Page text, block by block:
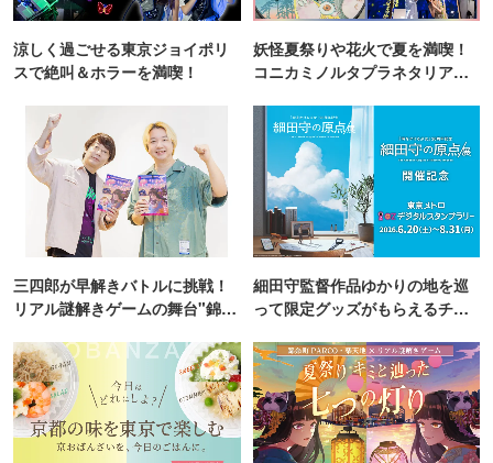
涼しく過ごせる東京ジョイポリ
スで絶叫＆ホラーを満喫！
妖怪夏祭りや花火で夏を満喫！
コニカミノルタプラネタリア
三四郎が早解きバトルに挑戦！
リアル謎解きゲームの舞台"錦糸
細田守監督作品ゆかりの地を巡
って限定グッズがもらえるチャ